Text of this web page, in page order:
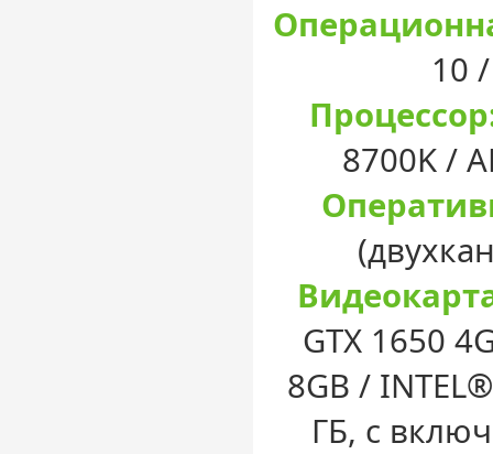
10
8700K /
GTX 1650
8GB /
ГБ, с